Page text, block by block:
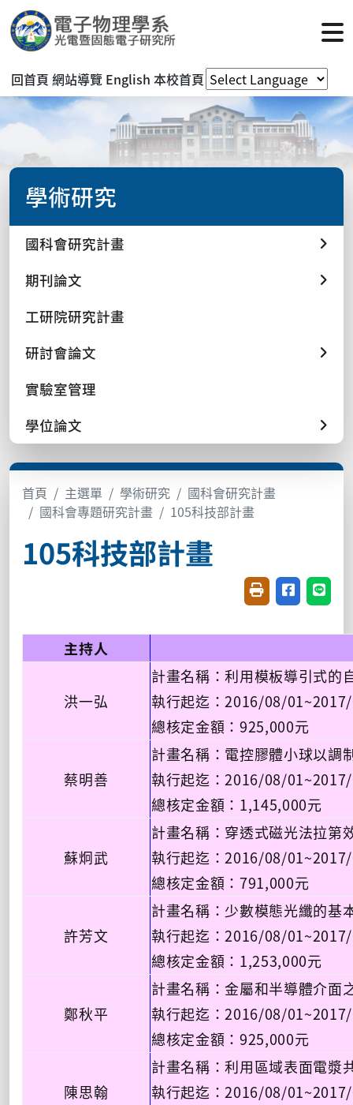
回首頁 網站導覽 English 本校首頁
學術研究
國科會研究計畫
期刊論文
工研院研究計畫
研討會論文
實驗室管理
學位論文
首頁 主選單 學術研究
國科會研究計畫
國科會專題研究計畫
105科技部計畫
105科技部計畫
友善列印(開新視
分享至臉書
分享
主持人
洪一弘
計畫名稱：利用模板導引式的
執行起迄：2016/08/
總核定金額：925,000元
蔡明善
計畫名稱：電控膠體小球以調
執行起迄：2016/08/
總核定金額：1,145,000元
蘇炯武
計畫名稱：穿透式磁光法拉第
執行起迄：2016/08/
總核定金額：791,000元
許芳文
計畫名稱：少數模態光纖的基
執行起迄：2016/08/
總核定金額：1,253,000元
鄭秋平
計畫名稱：金屬和半導體介面
執行起迄：2016/08/
總核定金額：925,000元
陳思翰
計畫名稱：利用區域表面電漿
執行起迄：2016/08/